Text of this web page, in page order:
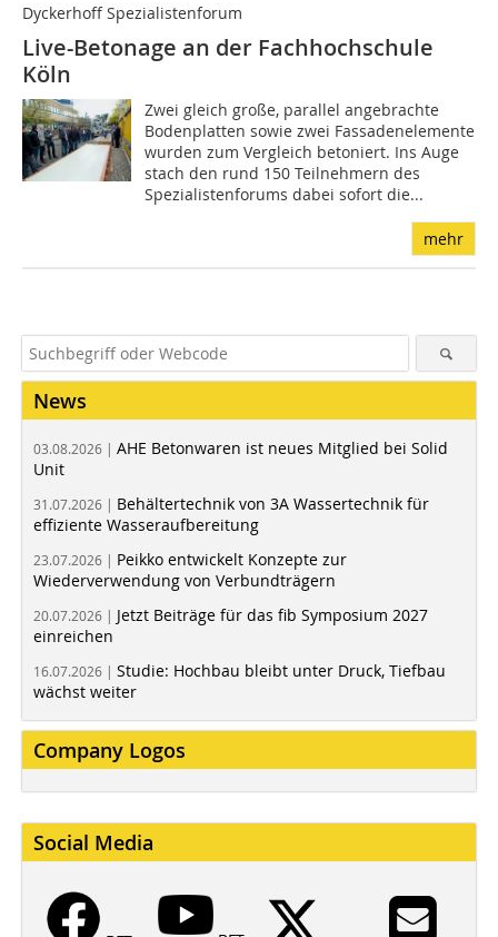
Dyckerhoff Spezialistenforum
Live-Betonage an der Fachhochschule
Köln
Zwei gleich große, parallel angebrachte
Bodenplatten sowie zwei Fassadenelemente
wurden zum Vergleich betoniert. Ins Auge
stach den rund 150 Teilnehmern des
Spezialistenforums dabei sofort die...
mehr
News
03.08.2026 | AHE Betonwaren ist neues Mitglied bei Solid
Unit
31.07.2026 | Behältertechnik von 3A Wassertechnik für
effiziente Wasseraufbereitung
23.07.2026 | Peikko entwickelt Konzepte zur
Wiederverwendung von Verbundträgern
20.07.2026 | Jetzt Beiträge für das fib Symposium 2027
einreichen
16.07.2026 | Studie: Hochbau bleibt unter Druck, Tiefbau
wächst weiter
Company Logos
Social Media